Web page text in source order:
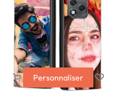
Personnaliser